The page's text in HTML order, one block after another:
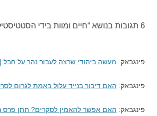
6 תגובות בנושא “ חיים ומוות בידי
פינגבאק: מעשה ביהודי שרצה לעבור נהר על חבל |
פינגבאק: האם דיבור בנייד עלול באמת לגרום
פינגבאק: האם אפשר להאמין לסקרים? חתן פרס